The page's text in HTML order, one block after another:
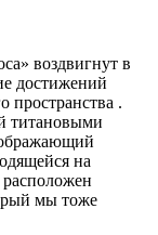
воздвигнут в
достижений
пространства .
титановыми
на
мы тоже